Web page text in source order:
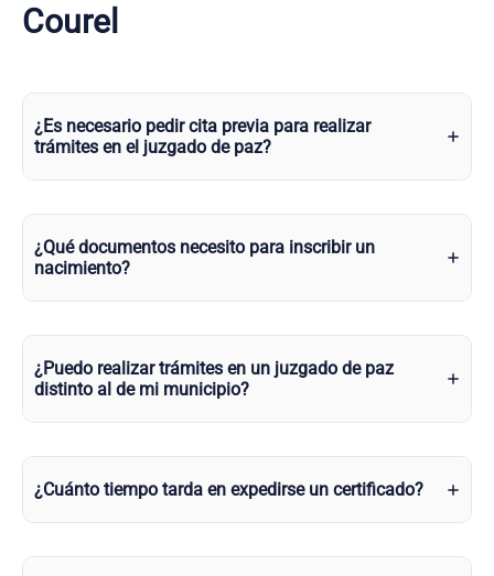
Courel
¿Es necesario pedir cita previa para realizar
trámites en el juzgado de paz?
¿Qué documentos necesito para inscribir un
nacimiento?
¿Puedo realizar trámites en un juzgado de paz
distinto al de mi municipio?
¿Cuánto tiempo tarda en expedirse un certificado?